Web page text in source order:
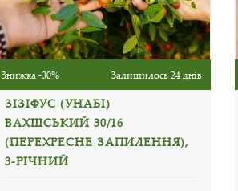
Знижка -30% Залишилось 24 днів
ЗІЗІФУС (УНАБІ)
ВАХШСЬКИЙ 30/16
(ПЕРЕХРЕСНЕ ЗАПИЛЕННЯ),
3-РІЧНИЙ